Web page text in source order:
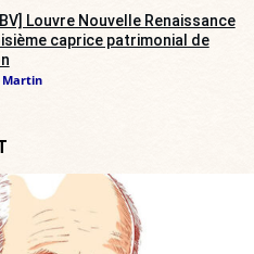
BV] Louvre Nouvelle Renaissance
caprice patrimonial de
Martin